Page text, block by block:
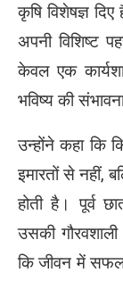
कृषि विशेषज्ञ दिए
अपनी विशिष्ट
केवल एक
भविष्य की
उन्होंने कहा कि
इमारतों से नहीं,
होती है। पूर्व
उसकी
कि जीवन में